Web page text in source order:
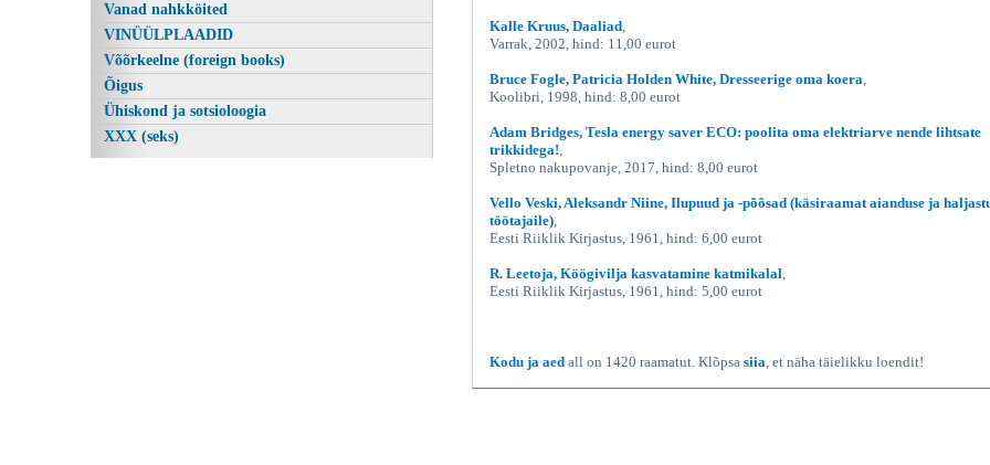
Vanad nahkköited
VINÜÜLPLAADID
Võõrkeelne (foreign books)
Õigus
Ühiskond ja sotsioloogia
XXX (seks)
Kalle Kruus, Daaliad
Varrak, 2002, hind: 11,00 eurot
Bruce Fogle, Patricia Holden White, Dresseerige oma koera
Koolibri, 1998, hind: 8,00 eurot
Adam Bridges, Tesla energy saver ECO: poolita oma elektriarve nende lihtsate
trikkidega!
Spletno nakupovanje, 2017, hind: 8,00 eurot
Vello Veski, Aleksandr Niine, Ilupuud ja -põõsad (käsiraamat aianduse ja
töötajaile)
Eesti Riiklik Kirjastus, 1961, hind: 6,00 eurot
R. Leetoja, Köögivilja kasvatamine katmikalal
Eesti Riiklik Kirjastus, 1961, hind: 5,00 eurot
Kodu ja aed all on 1420 raamatut. Klõpsa siia , et näha täielikku loendit!